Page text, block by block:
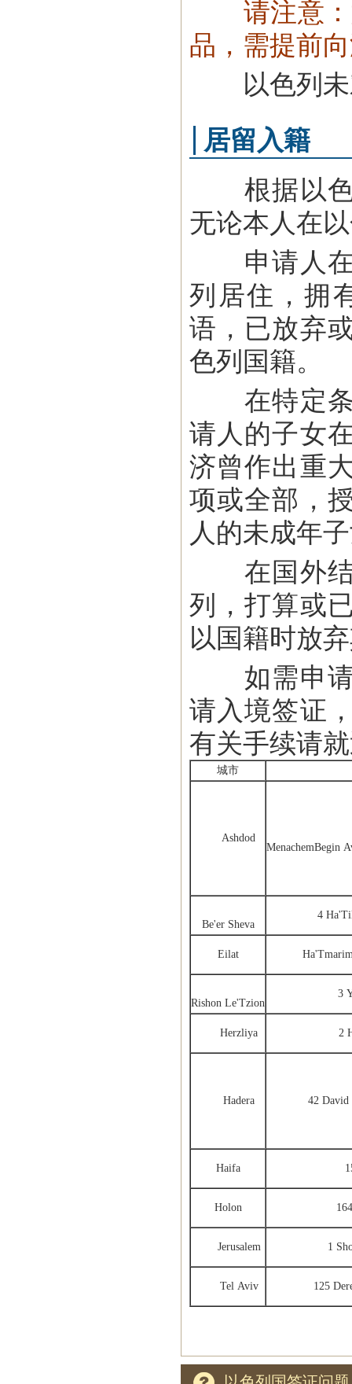
请注意：
品，需提前
以色列未
居留入籍
根据以色
无论本人在
申请人在
列居住，拥
语，已放弃
色列国籍。
在特定条
请人的子女
济曾作出重
项或全部，
人的未成年
在国外结
列，打算或
以国籍时放
如需申请
请入境签证
有关手续请
城市
Ashdod
MenachemBegin
Be'er Sheva
4
Eilat Ha'Tmarim
Rishon Le'Tzion
3
Herzliya 2
Hadera 42 David
Haifa
Holon
Jerusalem 1
Tel Aviv 125